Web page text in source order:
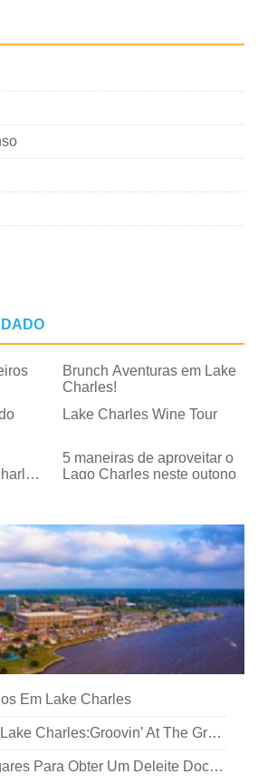
Brunch Aventuras em Lake
Charles!
Lake Charles Wine Tour
5 maneiras de aproveitar o
Lago Charles neste outono
Em Lake Charles
Obtenha Movin ’Lake Charles:Groovin’ At The Grove
11 Melhores Lugares Para Obter Um Deleite Doce Em Lake Charles